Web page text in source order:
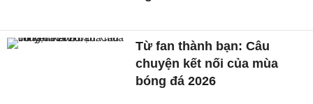
Từ fan thành bạn: Câu
chuyện kết nối của mùa
bóng đá 2026